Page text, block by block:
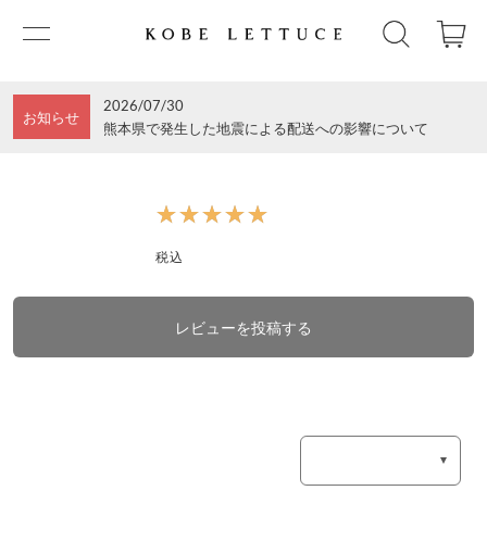
お知らせ
2026/07/30
熊本県で発生した地震による配送への影響について
★★★★★
★★★★★
税込
レビューを投稿する